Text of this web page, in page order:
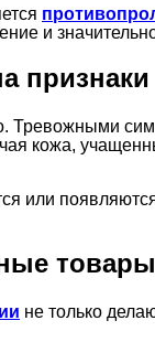
и
признаки
Тревожными
кожа,
или
не только